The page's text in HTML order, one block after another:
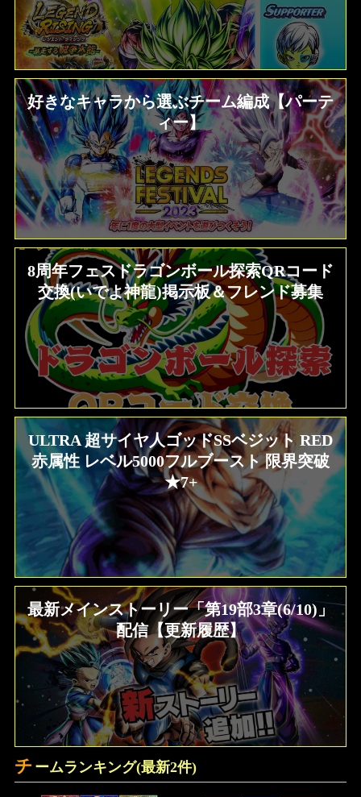
好きなキャラから選ぶチーム編成【パーテ
ィー】
8周年フェスドラゴンボール探索QRコード
交換(いでよ神龍)掲示板＆フレンド募集
ULTRA 超サイヤ人ゴッドSSベジット RED
赤属性 レベル5000フルブースト 限界突破
★7+
最新メインストーリー「第19部3章(6/10)」
配信【更新履歴】
チ ームランキング(最新2件)